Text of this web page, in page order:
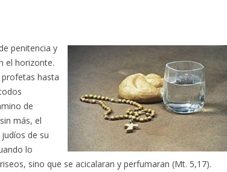
penitencia y
el horizonte.
hasta
de
más, el
de su
lo
sino que se acicalaran y perfumaran (Mt. 5,17).